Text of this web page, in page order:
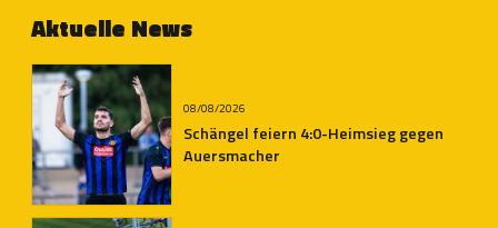
Aktuelle News
08/08/2026
Schängel feiern 4:0-Heimsieg gegen
Auersmacher